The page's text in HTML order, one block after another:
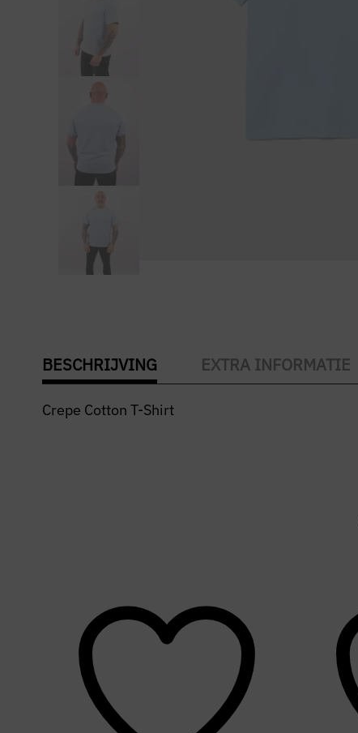
BESCHRIJVING EXTRA INFORMATIE
Crepe Cotton T-Shirt